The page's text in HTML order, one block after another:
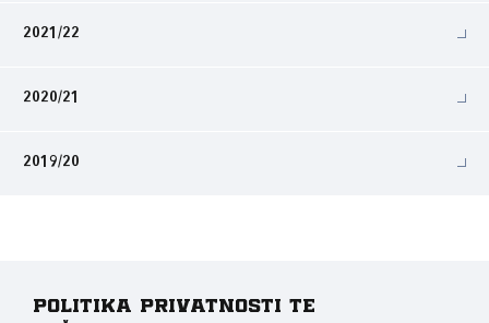
2021/22
2020/21
2019/20
Politika privatnosti te